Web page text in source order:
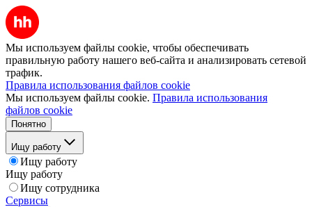
Мы используем файлы cookie, чтобы обеспечивать
правильную работу нашего веб-сайта и анализировать сетевой
трафик.
Правила использования файлов cookie
Мы используем файлы cookie. Правила использования
файлов cookie
Понятно
Ищу работу
Ищу работу
Ищу работу
Ищу сотрудника
Сервисы